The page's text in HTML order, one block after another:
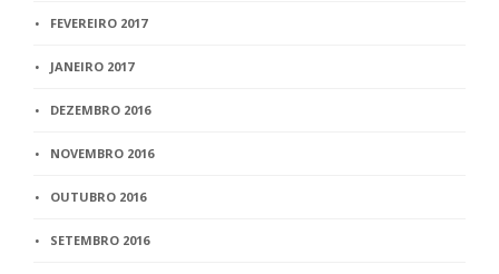
FEVEREIRO 2017
JANEIRO 2017
DEZEMBRO 2016
NOVEMBRO 2016
OUTUBRO 2016
SETEMBRO 2016